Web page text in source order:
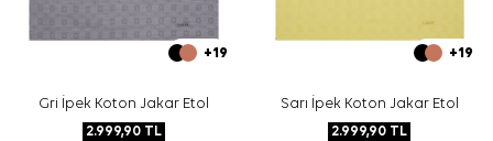
Şalın görünümünde hangi desen öne çıkar?
+19
Gri İpek Koton Jakar Etol
2.999,90TL
+19
Sarı İpek Koton Jakar Etol
2.999,90 TL